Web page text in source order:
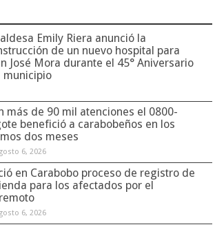
Emily Riera anunció la
de un nuevo hospital para
José Mora durante el 45° Aniversario
municipio
más de 90 mil atenciones el 0800-
benefició a carabobeños en los
dos meses
6, 2026
en Carabobo proceso de registro de
para los afectados por el
6, 2026